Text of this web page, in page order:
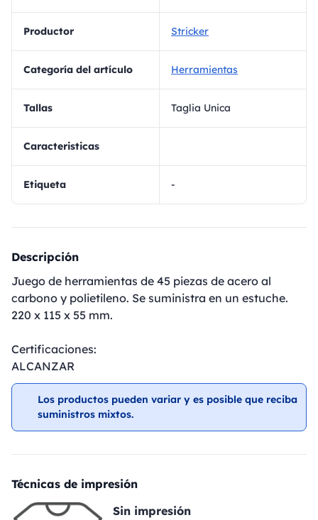
Productor Stricker
Categoría del artículo Herramientas
Tallas Taglia Unica
Caracteristicas
Etiqueta -
Descripción
Juego de herramientas de 45 piezas de acero al
carbono y polietileno. Se suministra en un estuche.
220 x 115 x 55 mm.
Certificaciones:
ALCANZAR
Los productos pueden variar y es posible que reciba
suministros mixtos.
Técnicas de impresión
Sin impresión